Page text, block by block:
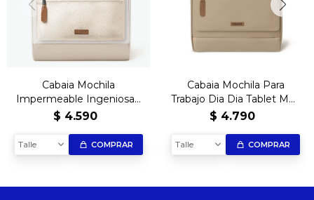
Cabaia Mochila
Impermeable Ingeniosa -
Adventurer Alger
$ 4.590
Talle COMPRAR
Cabaia Mochila Para
Trabajo Dia Dia Tablet Mac
- Adventurer Fortaleza
$ 4.790
Talle COMPRAR